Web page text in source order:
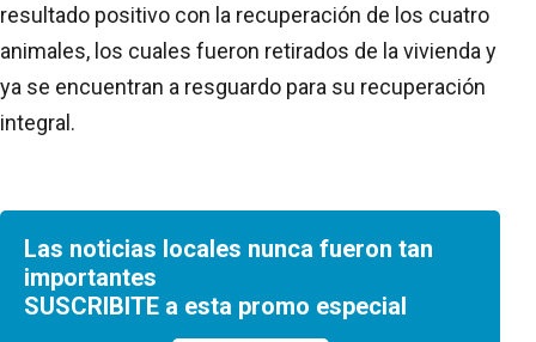
resultado positivo con la recuperación de los cuatro
animales, los cuales fueron retirados de la vivienda y
ya se encuentran a resguardo para su recuperación
integral.
Las noticias locales nunca fueron tan
importantes
SUSCRIBITE a esta promo especial